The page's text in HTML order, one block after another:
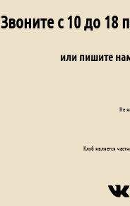
Звоните с 10 до 18
или пишите